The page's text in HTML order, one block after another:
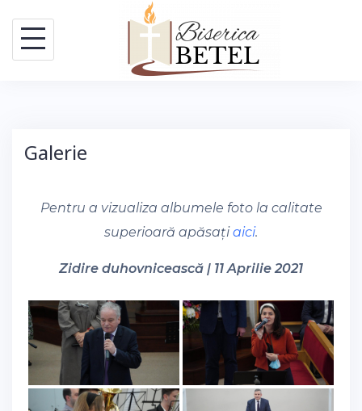
content
Galerie
Pentru a vizualiza albumele foto la calitate
superioară apăsațiaici.
Zidire duhovnicească | 11 Aprilie 2021